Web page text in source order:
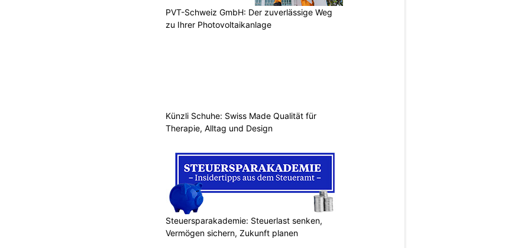
PVT-Schweiz GmbH: Der zuverlässige Weg
zu Ihrer Photovoltaikanlage
Künzli Schuhe: Swiss Made Qualität für
Therapie, Alltag und Design
Steuersparakademie: Steuerlast senken,
Vermögen sichern, Zukunft planen